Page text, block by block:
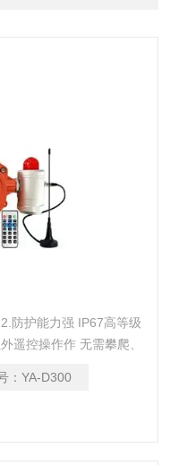
防护能力强 IP67高等级
遥控操作作 无需攀爬、
二总线 5.LoRa无
离3-5公里，轻松穿墙
： YA-D300